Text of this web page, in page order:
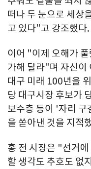
떠나 두 눈으로 세상
고 있다"고 강조했다.
이어 "이제 오해가
가해 달라"며 자신이
대구 미래 100년을
당 대구시장 후보가
보수층 등이 '자리
을 쏟아낸 것을 지적
홍 전 시장은 "선거
할 생각도 추호도 없